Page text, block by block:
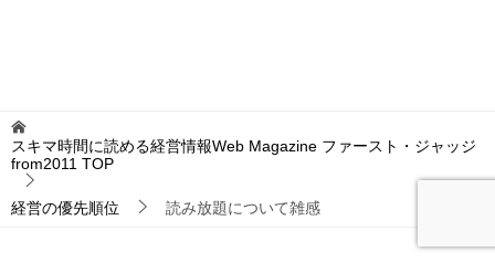
スキマ時間に読める経営情報Web Magazine ファースト・ジャッジ
from2011 TOP
経営の優先順位 読み放題について雑感